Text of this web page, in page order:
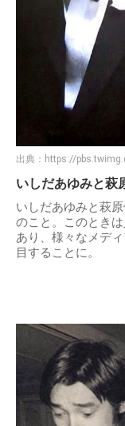
出典： https://
いしだあゆみと萩
いしだあゆみと萩
のこと。このとき
あり、様々なメデ
目することに。